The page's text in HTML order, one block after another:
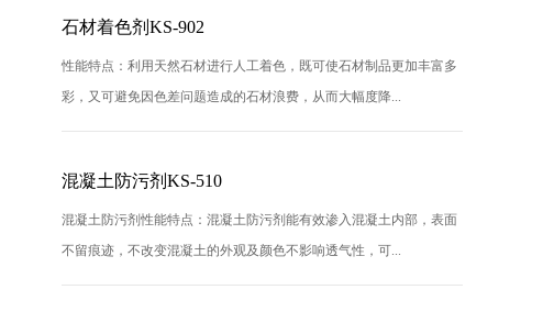
石材着色剂KS-902
性能特点：利用天然石材进行人工着色，既可使石材制品更加丰富多
彩，又可避免因色差问题造成的石材浪费，从而大幅度降...
混凝土防污剂KS-510
混凝土防污剂性能特点：混凝土防污剂能有效渗入混凝土内部，表面
不留痕迹，不改变混凝土的外观及颜色不影响透气性，可...